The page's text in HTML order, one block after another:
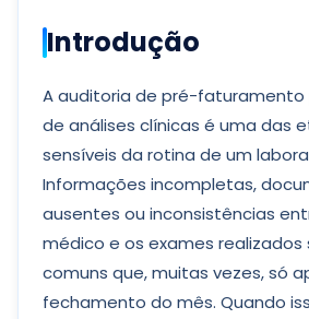
Introdução
A auditoria de pré-faturamento
de análises clínicas é uma das
sensíveis da rotina de um
Informações incompletas,
ausentes ou inconsistências
médico e os exames realizados
comuns que, muitas vezes, só
fechamento do mês. Quando